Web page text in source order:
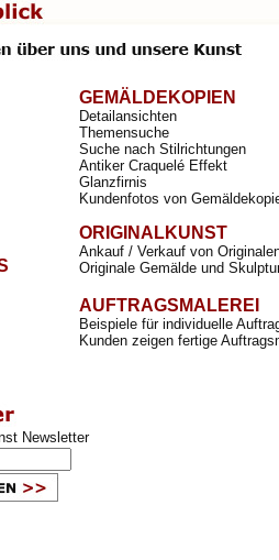
GEMÄLDEKOPIEN
Detailansichten
Themensuche
Suche nach Stilrichtungen
Antiker Craquelé Effekt
Glanzfirnis
Kundenfotos von
ORIGINALKUNST
Ankauf / Verkauf von
Originale Gemälde und
AUFTRAGSMALEREI
Beispiele für individuelle
Kunden zeigen fertige
Newsletter